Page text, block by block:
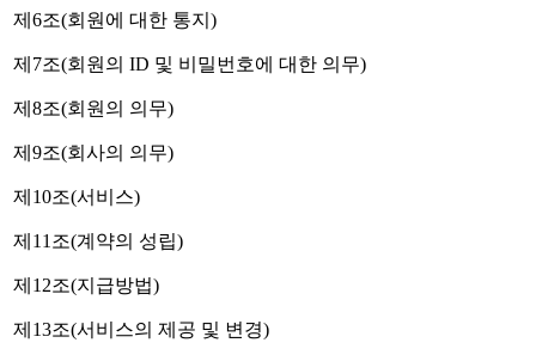
제6조(회원에 대한 통지)
제7조(회원의 ID 및 비밀번호에 대한 의무)
제8조(회원의 의무)
제9조(회사의 의무)
제10조(서비스)
제11조(계약의 성립)
제12조(지급방법)
제13조(서비스의 제공 및 변경)